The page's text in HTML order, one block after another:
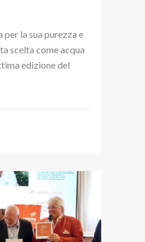
per la sua purezza e
scelta come acqua
edizione del